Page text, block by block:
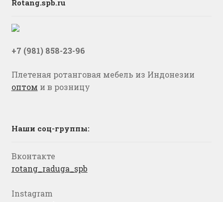
Rotang.spb.ru
+7 (981) 858-23-96
Плетеная ротанговая мебель из Индонезии
оптом и в розницу
Наши соц-группы:
Вконтакте
rotang_raduga_spb
Instagram